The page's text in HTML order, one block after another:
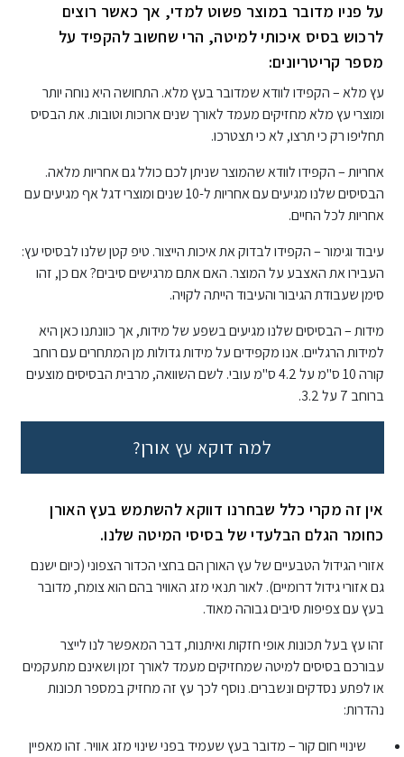
על פניו מדובר במוצר פשוט למדי, אך כאשר רוצים
לרכוש בסיס איכותי למיטה, הרי שחשוב להקפיד על
מספר קריטריונים:
עץ מלא – הקפידו לוודא שמדובר בעץ מלא. התחושה היא נוחה יותר
ומוצרי עץ מלא מחזיקים מעמד לאורך שנים ארוכות וטובות. את הבסיס
תחליפו רק כי תרצו, לא כי תצטרכו.
אחריות – הקפידו לוודא שהמוצר שניתן לכם כולל גם אחריות מלאה.
הבסיסים שלנו מגיעים עם אחריות ל-10 שנים ומוצרי דגל אף מגיעים עם
אחריות לכל החיים.
עיבוד וגימור – הקפידו לבדוק את איכות הייצור. טיפ קטן שלנו לבסיסי עץ:
העבירו את האצבע על המוצר. האם אתם מרגישים סיבים? אם כן, זהו
סימן שעבודת הגיבור והעיבוד הייתה לקויה.
מידות – הבסיסים שלנו מגיעים בשפע של מידות, אך כוונתנו כאן היא
למידות הרגליים. אנו מקפידים על מידות גדולות מן המתחרים עם רוחב
קורה 10 ס"מ על 4.2 ס"מ עובי. לשם השוואה, מרבית הבסיסים מוצעים
ברוחב 7 על 3.2.
למה דוקא עץ אורן?
אין זה מקרי כלל שבחרנו דווקא להשתמש בעץ האורן
כחומר הגלם הבלעדי של בסיסי המיטה שלנו.
אזורי הגידול הטבעיים של עץ האורן הם בחצי הכדור הצפוני (כיום ישנם
גם אזורי גידול דרומיים). לאור תנאי מזג האוויר בהם הוא צומח, מדובר
בעץ עם צפיפות סיבים גבוהה מאוד.
זהו עץ בעל תכונות אופי חזקות ואיתנות, דבר המאפשר לנו לייצר
עבורכם בסיסים למיטה שמחזיקים מעמד לאורך זמן ושאינם מתעקמים
או לפתע נסדקים ונשברים. נוסף לכך עץ זה מחזיק במספר תכונות
נהדרות:
שינויי חום קור – מדובר בעץ שעמיד בפני שינוי מזג אוויר. זהו מאפיין